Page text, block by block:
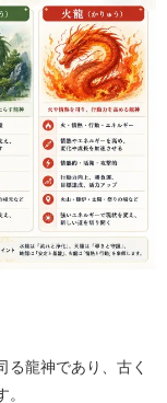
る龍神であり、古く
。